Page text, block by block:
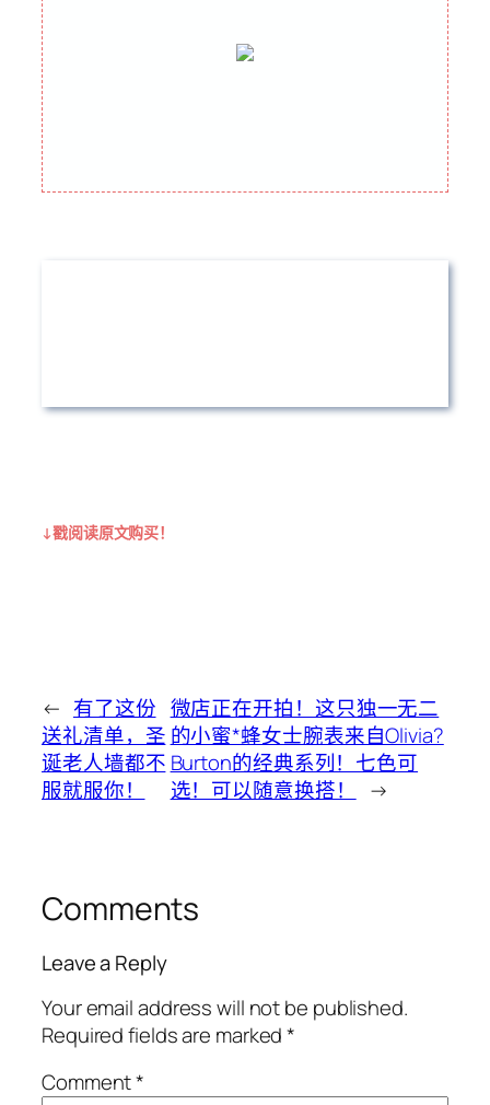
↓戳阅读原文购买！
← 有了这份
送礼清单，圣
诞老人墙都不
服就服你！
微店正在开拍！这只独一无二
的小蜜*蜂女士腕表来自Olivia?
Burton的经典系列！七色可
选！可以随意换搭！
→
Comments
Leave a Reply
Your email address will not be published.
Required fields are marked*
Comment*